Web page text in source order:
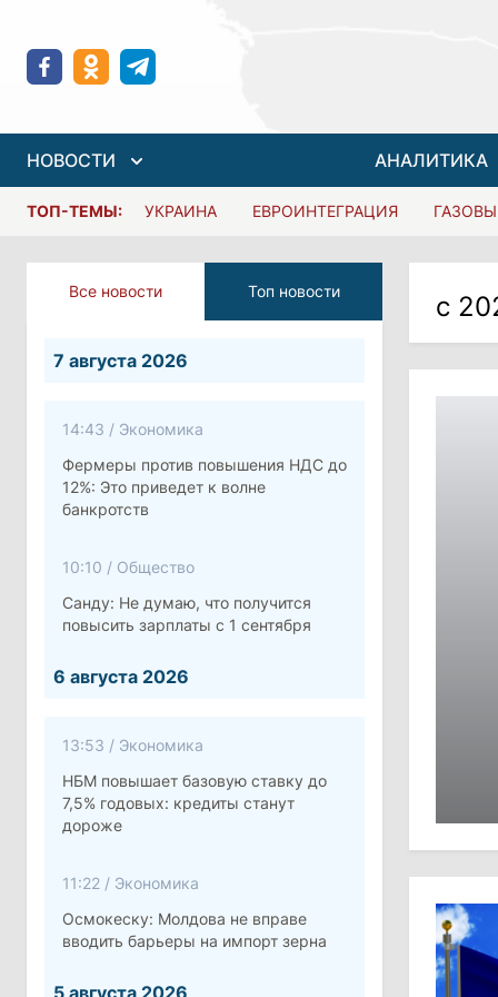
НОВОСТИ АНАЛИТИКА
ТОП-ТЕМЫ: УКРАИНА ЕВРОИНТЕГРАЦИЯ
Все новости Топ новости
7 августа 2026
14:43 / Экономика
Фермеры против повышения НДС до
12%: Это приведет к волне
банкротств
10:10 / Общество
Санду: Не думаю, что получится
повысить зарплаты с 1 сентября
6 августа 2026
13:53 / Экономика
НБМ повышает базовую ставку до
7,5% годовых: кредиты станут
дороже
11:22 / Экономика
Осмокеску: Молдова не вправе
вводить барьеры на импорт зерна
5 августа 2026
с